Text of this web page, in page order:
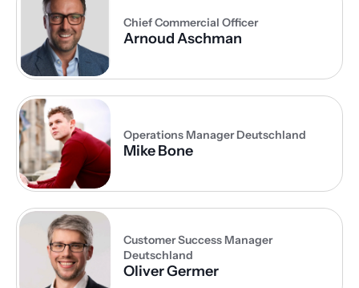
Chief Commercial Officer
Arnoud Aschman
Operations Manager Deutschland
Mike Bone
Customer Success Manager
Deutschland
Oliver Germer